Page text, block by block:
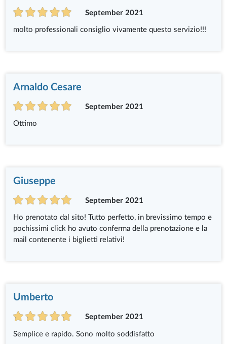
September 2021
molto professionali consiglio vivamente questo servizio!!!
Arnaldo Cesare
September 2021
Ottimo
Giuseppe
September 2021
Ho prenotato dal sito! Tutto perfetto, in brevissimo tempo e
pochissimi click ho avuto conferma della prenotazione e la
mail contenente i biglietti relativi!
Umberto
September 2021
Semplice e rapido. Sono molto soddisfatto